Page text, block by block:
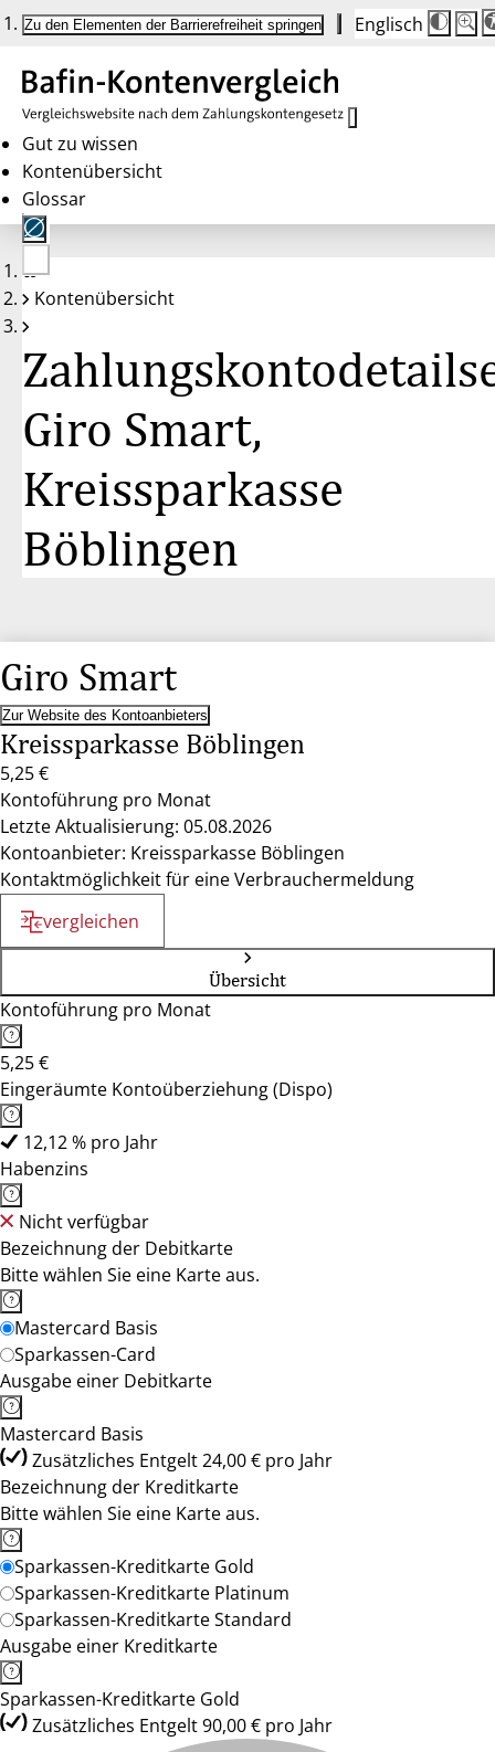
Zu den Elementen der Barrierefreiheit springen Englisch
Die
auf
100
100
Gut zu wissen
Kontenübersicht
Glossar
Keine
Konten
Kontenübersicht
Giro Smart,
Kreissparkasse
Böblingen
Giro Smart
Zur Website des Kontoanbieters
Kreissparkasse Böblingen
5,25 €
Kontoführung pro Monat
Letzte Aktualisierung: 05.08.2026
Kontoanbieter: Kreissparkasse Böblingen
Kontaktmöglichkeit für eine Verbrauchermeldung
vergleichen
Übersicht
Kontoführung pro Monat
5,25 €
Eingeräumte Kontoüberziehung (Dispo)
12,12 % pro Jahr
Habenzins
Nicht verfügbar
Bezeichnung der Debitkarte
Bitte wählen Sie eine Karte aus.
Mastercard Basis
Sparkassen-Card
Ausgabe einer Debitkarte
Mastercard Basis
Zusätzliches Entgelt 24,00 € pro Jahr
Bezeichnung der Kreditkarte
Bitte wählen Sie eine Karte aus.
Sparkassen-Kreditkarte Gold
Sparkassen-Kreditkarte Platinum
Sparkassen-Kreditkarte Standard
Ausgabe einer Kreditkarte
Sparkassen-Kreditkarte Gold
Zusätzliches Entgelt 90,00 € pro Jahr